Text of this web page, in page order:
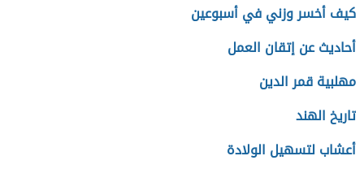
كيف أخسر وزني في أسبوعين
أحاديث عن إتقان العمل
مهلبية قمر الدين
تاريخ الهند
أعشاب لتسهيل الولادة